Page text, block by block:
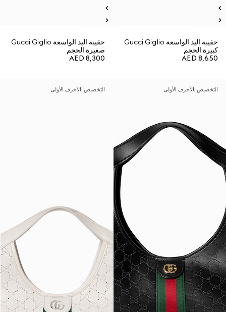
حقيبة اليد الواسعة Gucci Giglio
كبيرة الحجم
AED 8,650
حقيبة اليد الواسعة Gucci Giglio
صغيرة الحجم
AED 8,300
التخصيص بالأحرف الأولى التخصيص بالأحرف الأولى